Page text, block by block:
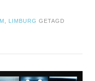
LIMBURG GETAGD